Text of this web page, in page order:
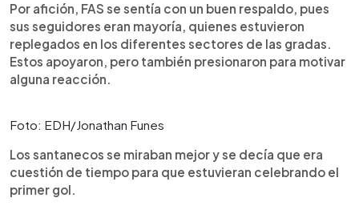
Por afición, FAS se sentía con un buen respaldo, pues
sus seguidores eran mayoría, quienes estuvieron
replegados en los diferentes sectores de las gradas.
Estos apoyaron, pero también presionaron para motivar
alguna reacción.
Foto: EDH/Jonathan Funes
Los santanecos se miraban mejor y se decía que era
cuestión de tiempo para que estuvieran celebrando el
primer gol.